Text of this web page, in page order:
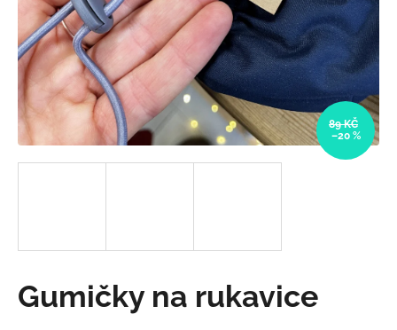
Gumičky na rukavice
89 KČ
–20 %
a
j
í
t
?
D
o